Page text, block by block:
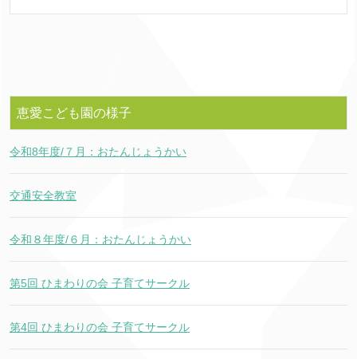
恵愛こども園の様子
令和8年度/７月：おたんじょうかい
交通安全教室
令和８年度/６月：おたんじょうかい
第5回 ひまわりの会 子育てサークル
第4回 ひまわりの会 子育てサークル